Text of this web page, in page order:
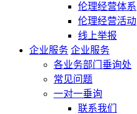
伦理经营体系
伦理经营活动
线上举报
企业服务 企业服务
各业务部门垂询处
常见问题
一对一垂询
联系我们